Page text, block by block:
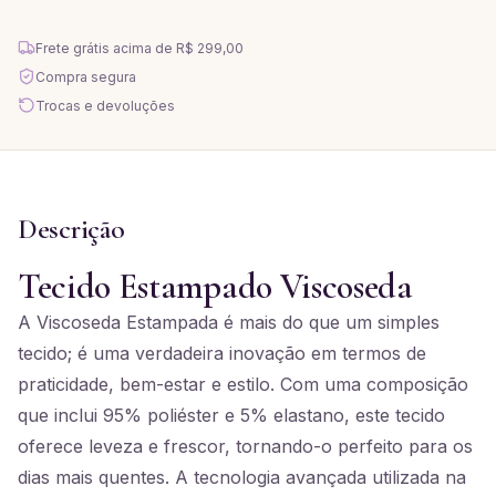
Frete grátis acima de R$ 299,00
Compra segura
Trocas e devoluções
Descrição
Tecido Estampado Viscoseda
A Viscoseda Estampada é mais do que um simples
tecido; é uma verdadeira inovação em termos de
praticidade, bem-estar e estilo. Com uma composição
que inclui 95% poliéster e 5% elastano, este tecido
oferece leveza e frescor, tornando-o perfeito para os
dias mais quentes. A tecnologia avançada utilizada na